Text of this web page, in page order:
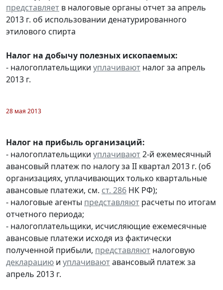
представляет в налоговые органы отчет за апрель
2013 г. об использовании денатурированного
этилового спирта
Налог на добычу полезных ископаемых:
- налогоплательщики уплачивают налог за апрель
2013 г.
28 мая 2013
Налог на прибыль организаций:
- налогоплательщики уплачивают2-й ежемесячный
авансовый платеж по налогу за II квартал 2013 г. (об
организациях, уплачивающих только квартальные
авансовые платежи, см. ст. 286 НК РФ);
- налоговые агенты представляют расчеты по итогам
отчетного периода;
- налогоплательщики, исчисляющие ежемесячные
авансовые платежи исходя из фактически
полученной прибыли, представляют налоговую
декларацию и уплачиваютавансовый платеж за
апрель 2013 г.